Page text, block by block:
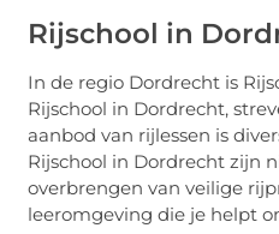
Rijschool in
In de regio Dordrecht is
Rijschool in Dordrecht,
aanbod van rijlessen is
Rijschool in Dordrecht zijn
overbrengen van veilige
leeromgeving die je helpt